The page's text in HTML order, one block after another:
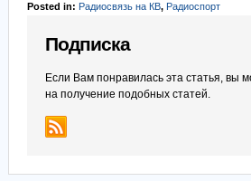
Posted in: Радиосвязь на КВ, Радиоспорт
Подписка
Если Вам понравилась эта статья, вы
на получение подобных статей.